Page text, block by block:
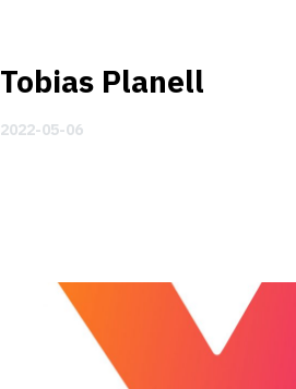
Tobias Planell
2022-05-06